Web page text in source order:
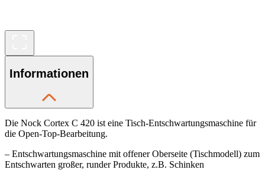
Informationen
Die Nock Cortex C 420 ist eine Tisch-Entschwartungsmaschine für
die Open-Top-Bearbeitung.
– Entschwartungsmaschine mit offener Oberseite (Tischmodell) zum
Entschwarten großer, runder Produkte, z.B. Schinken